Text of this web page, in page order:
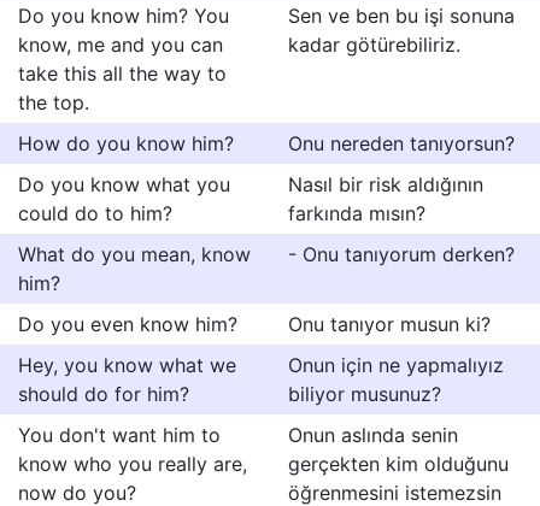
Do you know him? You
know, me and you can
take this all the way to
the top.
Sen ve ben bu işi sonuna
kadar götürebiliriz.
How do you know him?
Onu nereden tanıyorsun?
Do you know what you
could do to him?
Nasıl bir risk aldığının
farkında mısın?
What do you mean, know
him?
- Onu tanıyorum derken?
Do you even know him?
Onu tanıyor musun ki?
Hey, you know what we
should do for him?
Onun için ne yapmalıyız
biliyor musunuz?
You don't want him to
know who you really are,
now do you?
Onun aslında senin
gerçekten kim olduğunu
öğrenmesini istemezsin